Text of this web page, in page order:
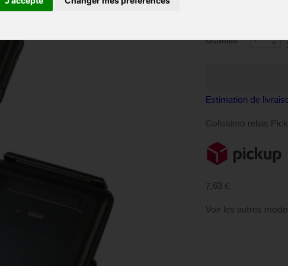
Quantité :
Estimation de
Colissimo relais
7,63 €
Voir les autres